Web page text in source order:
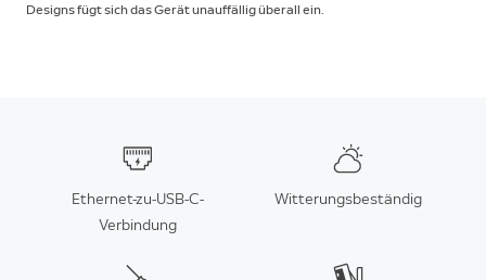
Designs fügt sich das Gerät unauffällig überall ein.
Ethernet-zu-USB-C-
Verbindung
Witterungsbeständig